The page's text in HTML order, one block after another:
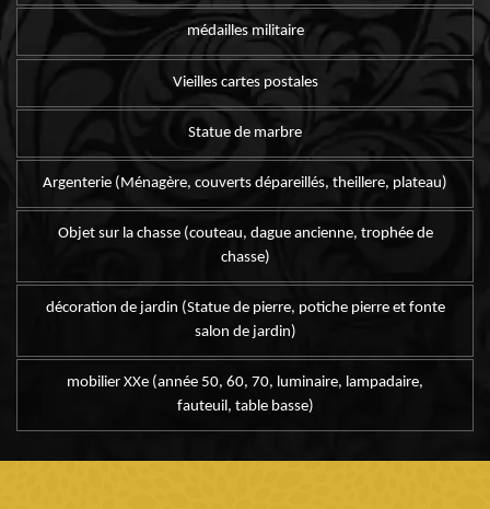
médailles militaire
Vieilles cartes postales
Statue de marbre
Argenterie (Ménagère, couverts dépareillés, theillere, plateau)
Objet sur la chasse (couteau, dague ancienne, trophée de
chasse)
décoration de jardin (Statue de pierre, potiche pierre et fonte
salon de jardin)
mobilier XXe (année 50, 60, 70, luminaire, lampadaire,
fauteuil, table basse)